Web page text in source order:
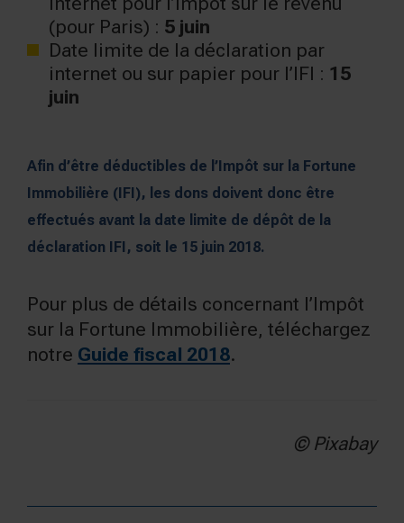
(pour Paris) : 5 juin
Date limite de la déclaration par
internet ou sur papier pour l’IFI : 15
juin
Afin d’être déductibles de l’Impôt sur la Fortune
Immobilière (IFI), les dons doivent donc être
effectués avant la date limite de dépôt de la
déclaration IFI, soit le 15 juin 2018.
Pour plus de détails concernant l’Impôt
sur la Fortune Immobilière, téléchargez
notre Guide fiscal 2018.
© Pixabay